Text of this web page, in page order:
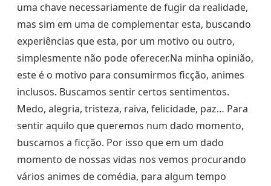
uma chave necessariamente de fugir da realidade,
mas sim em uma de complementar esta, buscando
experiências que esta, por um motivo ou outro,
simplesmente não pode oferecer.Na minha opinião,
este é o motivo para consumirmos ficção, animes
inclusos. Buscamos sentir certos sentimentos.
Medo, alegria, tristeza, raiva, felicidade, paz… Para
sentir aquilo que queremos num dado momento,
buscamos a ficção. Por isso que em um dado
momento de nossas vidas nos vemos procurando
vários animes de comédia, para algum tempo